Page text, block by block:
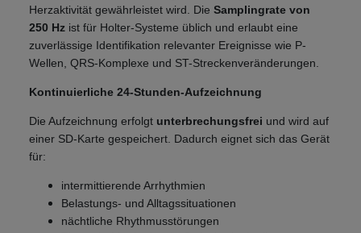
Herzaktivität gewährleistet wird. Die Samplingrate von
250 Hz ist für Holter-Systeme üblich und erlaubt eine
zuverlässige Identifikation relevanter Ereignisse wie P-
Wellen, QRS-Komplexe und ST-Streckenveränderungen.
Kontinuierliche 24-Stunden-Aufzeichnung
Die Aufzeichnung erfolgt unterbrechungsfrei und wird auf
einer SD-Karte gespeichert. Dadurch eignet sich das Gerät
für:
intermittierende Arrhythmien
Belastungs- und Alltagssituationen
nächtliche Rhythmusstörungen